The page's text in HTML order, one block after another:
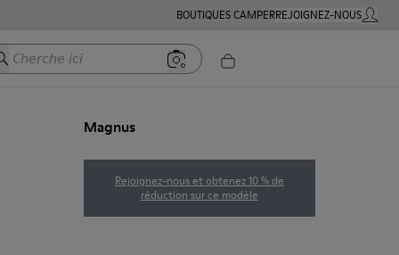
BOUTIQUES CAMPERREJOIGNEZ-NOUSMON
ici
Magnus
Rejoignez-nous et obtenez 10 % de
réduction sur ce modèle